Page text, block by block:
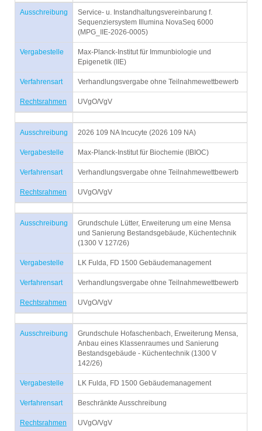
Ausschreibung
Service- u. Instandhaltungsvereinbarung f.
Sequenziersystem Illumina NovaSeq 6000
(MPG_IIE-2026-0005)
Vergabestelle
Max-Planck-Institut für Immunbiologie und
Epigenetik (IIE)
Verfahrensart Verhandlungsvergabe ohne Teilnahmewettbewerb
Rechtsrahmen UVgO/VgV
Ausschreibung 2026 109 NA Incucyte (2026 109 NA)
Vergabestelle Max-Planck-Institut für Biochemie (IBIOC)
Verfahrensart Verhandlungsvergabe ohne Teilnahmewettbewerb
Rechtsrahmen UVgO/VgV
Ausschreibung
Grundschule Lütter, Erweiterung um eine Mensa
und Sanierung Bestandsgebäude, Küchentechnik
(1300 V 127/26)
Vergabestelle LK Fulda, FD 1500 Gebäudemanagement
Verfahrensart Verhandlungsvergabe ohne Teilnahmewettbewerb
Rechtsrahmen UVgO/VgV
Ausschreibung
Grundschule Hofaschenbach, Erweiterung Mensa,
Anbau eines Klassenraumes und Sanierung
Bestandsgebäude - Küchentechnik (1300 V
142/26)
Vergabestelle LK Fulda, FD 1500 Gebäudemanagement
Verfahrensart Beschränkte Ausschreibung
Rechtsrahmen UVgO/VgV